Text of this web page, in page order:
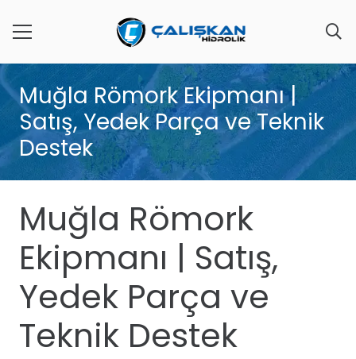
Muğla Römork Ekipmanı |
Satış, Yedek Parça ve Teknik
Destek
Muğla Römork
Ekipmanı | Satış,
Yedek Parça ve
Teknik Destek